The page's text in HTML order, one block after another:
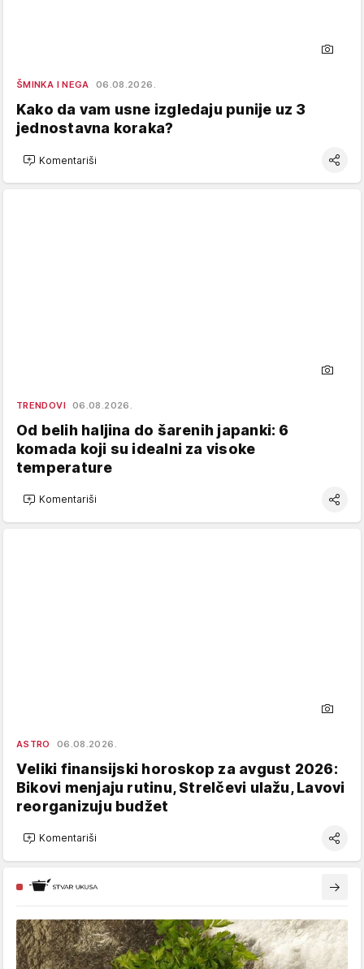
ŠMINKA I NEGA 06.08.2026.
Kako da vam usne izgledaju punije uz 3
jednostavna koraka?
Komentariši
TRENDOVI 06.08.2026.
Od belih haljina do šarenih japanki: 6
komada koji su idealni za visoke
temperature
Komentariši
ASTRO 06.08.2026.
Veliki finansijski horoskop za avgust 2026:
Bikovi menjaju rutinu, Strelčevi ulažu, Lavovi
reorganizuju budžet
Komentariši